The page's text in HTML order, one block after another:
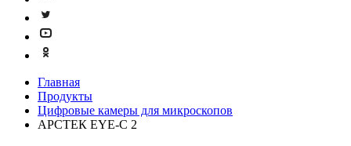
Главная
Продукты
Цифровые камеры для микроскопов
АРСТЕК EYE-C 2